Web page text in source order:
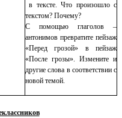
в тексте. Что произошло с
текстом? Почему?
С помощью глаголов –
антонимов превратите пейзаж
«Перед грозой» в пейзаж
«После грозы». Измените и
другие слова в соответствии с
новой темой.